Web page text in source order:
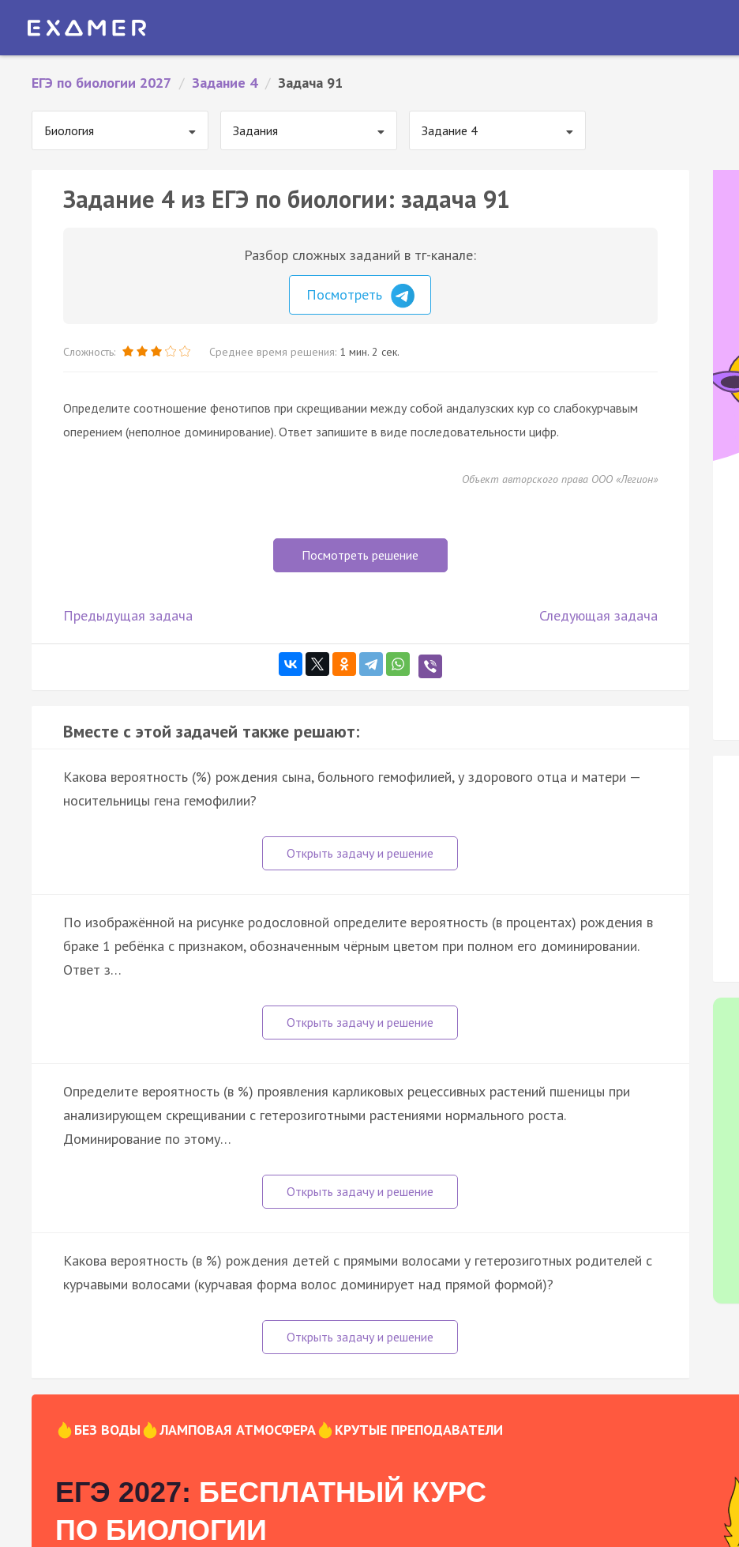
ЕГЭ по биологии 2027 / Задание 4 / Задача 91
Биология Задания Задание 4
Задание 4 из ЕГЭ по биологии: задача 91
Разбор сложных заданий в тг-канале:
Посмотреть
Сложность: Среднее время решения: 1 мин. 2 сек.
Определите соотношение фенотипов при скрещивании между собой андалузских кур со слабокурчавым
оперением (неполное доминирование). Ответ запишите в виде последовательности цифр.
Объект авторского права ООО «Легион»
Посмотреть решение
Предыдущая задача Следующая задача
Вместе с этой задачей также решают:
Какова вероятность (%) рождения сына, больного гемофилией, у здорового отца и матери —
носительницы гена гемофилии?
По изображённой на рисунке родословной определите вероятность (в процентах) рождения в
браке 1 ребёнка с признаком, обозначенным чёрным цветом при полном его доминировании.
Ответ з…
Определите вероятность (в %) проявления карликовых рецессивных растений пшеницы при
анализирующем скрещивании с гетерозиготными растениями нормального роста.
Доминирование по этому…
Какова вероятность (в %) рождения детей с прямыми волосами у гетерозиготных родителей с
курчавыми волосами (курчавая форма волос доминирует над прямой формой)?
БЕЗ ВОДЫ ЛАМПОВАЯ АТМОСФЕРА КРУТЫЕ ПРЕПОДАВАТЕЛИ
ЕГЭ 2027: БЕСПЛАТНЫЙ КУРС
ПО БИОЛОГИИ